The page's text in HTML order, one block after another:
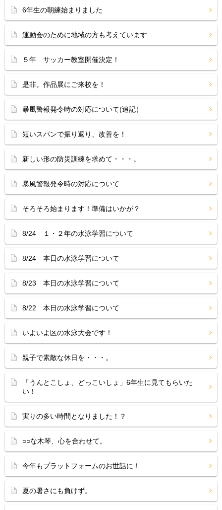
6年生の朝練始まりました
運動会のために地域の方も考えています
５年 サッカー教室開催決定！
是非。作品展にご来校を！
暴風警報発令時の対応について(追記）
短いスパンで振り返り、改善を！
新しい形の防災訓練を求めて・・・。
暴風警報発令時の対応について
そろそろ始まります！準備はいかが？
8/24 １・２年の水泳学習について
8/24 本日の水泳学習について
8/23 本日の水泳学習について
8/22 本日の水泳学習について
いよいよ区の水泳大会です！
親子で素敵な休日を・・・。
「うんとこしょ、どっこいしょ」6年生に見てもらいた
い！
実りの多い時間となりました！？
○○な木琴、心を合わせて。
今年もプラットフォームのお世話に！
夏の暑さにも負けず。